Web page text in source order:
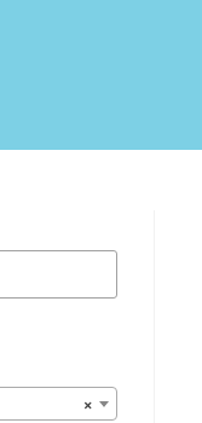
×